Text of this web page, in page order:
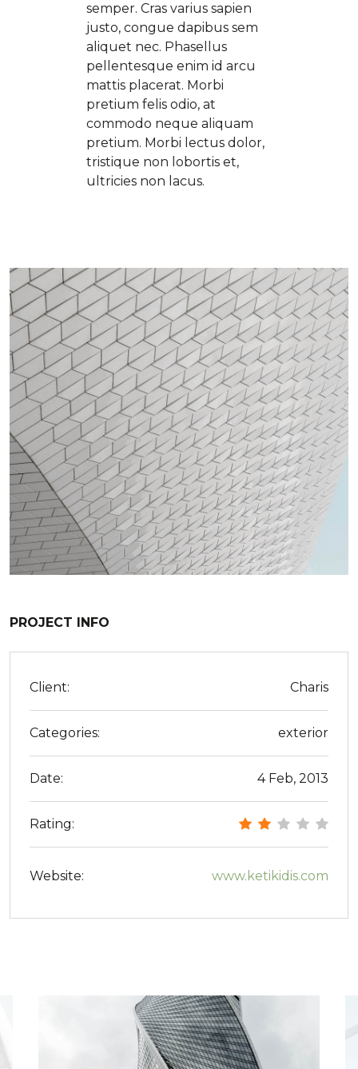
semper. Cras varius sapien
justo, congue dapibus sem
aliquet nec. Phasellus
pellentesque enim id arcu
mattis placerat. Morbi
pretium felis odio, at
commodo neque aliquam
pretium. Morbi lectus dolor,
tristique non lobortis et,
ultricies non lacus.
PROJECT INFO
Client: Charis
Categories: exterior
Date: 4 Feb, 2013
Rating:
Website: www.ketikidis.com